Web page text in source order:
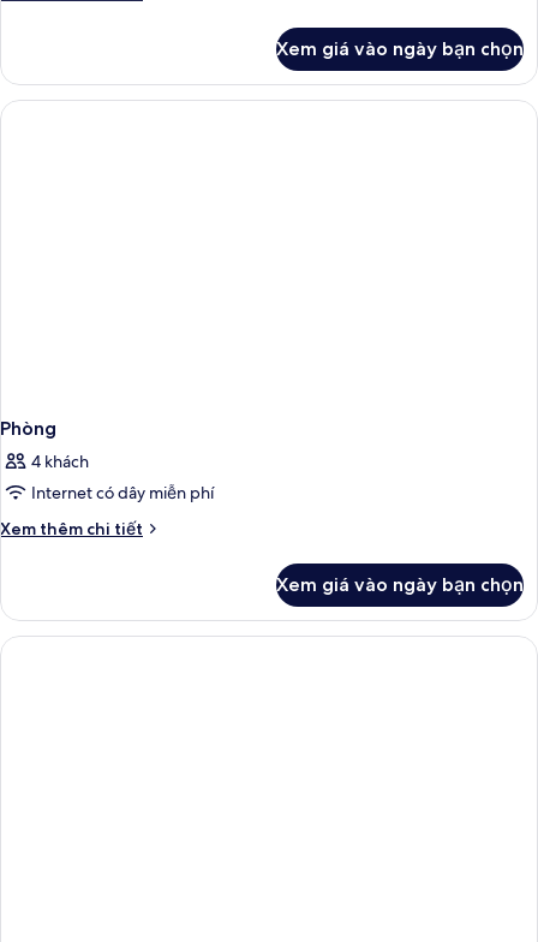
Phòng
Xem giá vào ngày bạn chọn
Phòng
4 khách
Internet có dây miễn phí
Xem thêm chi tiết
Chi
Phòng
Xem giá vào ngày bạn chọn